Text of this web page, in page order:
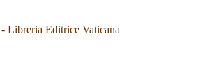
Libreria Editrice Vaticana